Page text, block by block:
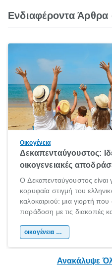
Ενδιαφέροντα
Οικογένεια
Δεκαπενταύγουστος:
οικογενειακές
Ο Δεκαπενταύγουστος είναι
κορυφαία στιγμή του
καλοκαιριού: μια γιορτή που
παράδοση με τις διακοπές
χώρας. Είτε πρόκειται για
οικογένεια & παιδί
Ανακάλυψε